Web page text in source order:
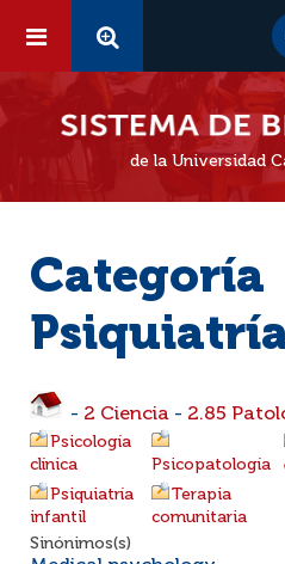
de la Universidad
Categoría
- 2 Ciencia - 2.85
Psicología
clínica
Psicopatología
Psiquiatría
infantil
Terapia
comunitaria
Sinónimos(s)